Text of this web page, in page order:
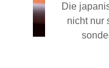
Die
nicht nur